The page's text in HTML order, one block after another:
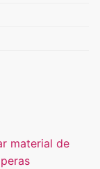
material de